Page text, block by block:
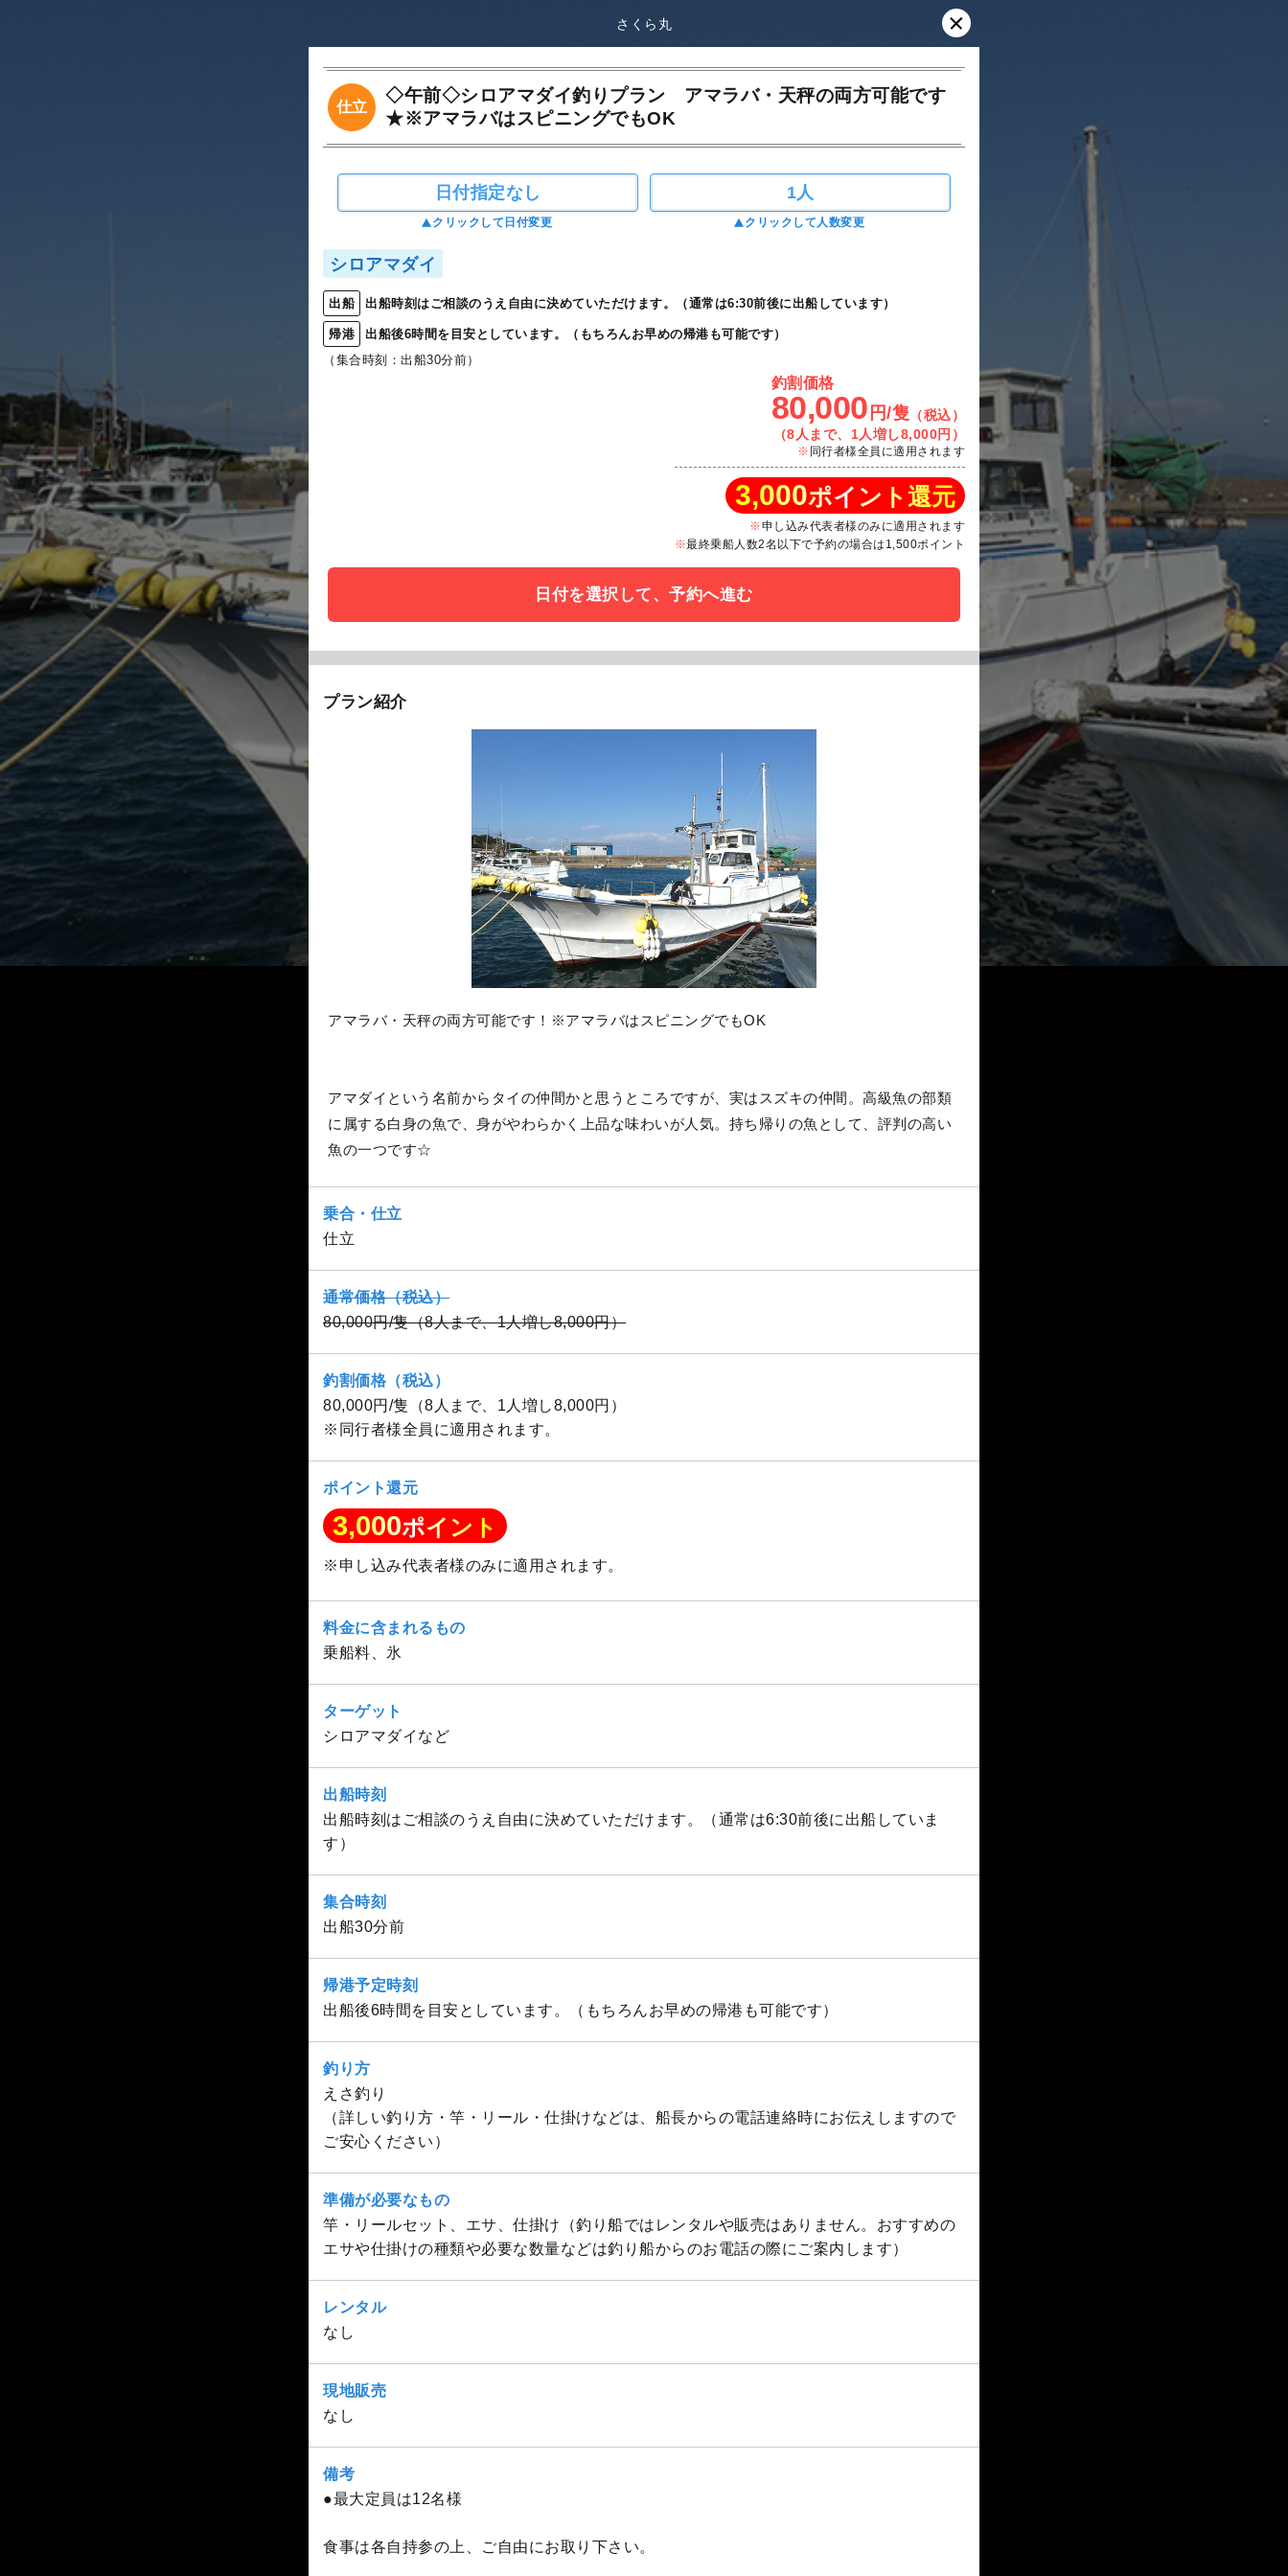
さくら丸
仕立
◇午前◇シロアマダイ釣りプラン アマラバ・天秤の両方可能です
★※アマラバはスピニングでもOK
日付指定なし
クリックして日付変更
1人
クリックして人数変更
シロアマダイ
出船 出船時刻はご相談のうえ自由に決めていただけます。（通常は6:30前後に出船しています）
帰港
出船後6時間を目安としています。（もちろんお早めの帰港も可能です）
（集合時刻：出船30分前）
釣割価格
80,000 円/隻 （税込）
（8人まで、1人増し8,000円）
同行者様全員に適用されます
3,000ポイント還元
申し込み代表者様のみに適用されます
最終乗船人数2名以下で予約の場合は1,500ポイント
日付を選択して、予約へ進む
プラン紹介
アマラバ・天秤の両方可能です！※アマラバはスピニングでもOK
アマダイという名前からタイの仲間かと思うところですが、実はスズキの仲間。高級魚の部類
に属する白身の魚で、身がやわらかく上品な味わいが人気。持ち帰りの魚として、評判の高い
魚の一つです☆
乗合・仕立
仕立
通常価格（税込）
80,000円/隻（8人まで、1人増し8,000円）
釣割価格（税込）
80,000円/隻（8人まで、1人増し8,000円）
※同行者様全員に適用されます。
ポイント還元
3,000ポイント
※申し込み代表者様のみに適用されます。
料金に含まれるもの
乗船料、氷
ターゲット
シロアマダイなど
出船時刻
出船時刻はご相談のうえ自由に決めていただけます。（通常は6:30前後に出船していま
す）
集合時刻
出船30分前
帰港予定時刻
出船後6時間を目安としています。（もちろんお早めの帰港も可能です）
釣り方
えさ釣り
（詳しい釣り方・竿・リール・仕掛けなどは、船長からの電話連絡時にお伝えしますので
ご安心ください）
準備が必要なもの
竿・リールセット、エサ、仕掛け（釣り船ではレンタルや販売はありません。おすすめの
エサや仕掛けの種類や必要な数量などは釣り船からのお電話の際にご案内します）
レンタル
なし
現地販売
なし
備考
●最大定員は12名様
食事は各自持参の上、ご自由にお取り下さい。